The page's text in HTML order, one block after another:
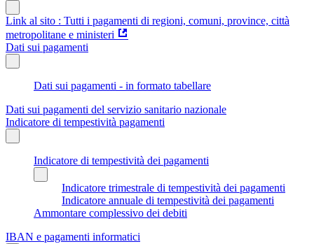
Link al sito : Tutti i pagamenti di regioni, comuni, province, città
metropolitane e ministeri
Dati sui pagamenti
Dati sui pagamenti - in formato tabellare
Dati sui pagamenti del servizio sanitario nazionale
Indicatore di tempestività pagamenti
Indicatore di tempestività dei pagamenti
Indicatore trimestrale di tempestività dei pagamenti
Indicatore annuale di tempestività dei pagamenti
Ammontare complessivo dei debiti
IBAN e pagamenti informatici